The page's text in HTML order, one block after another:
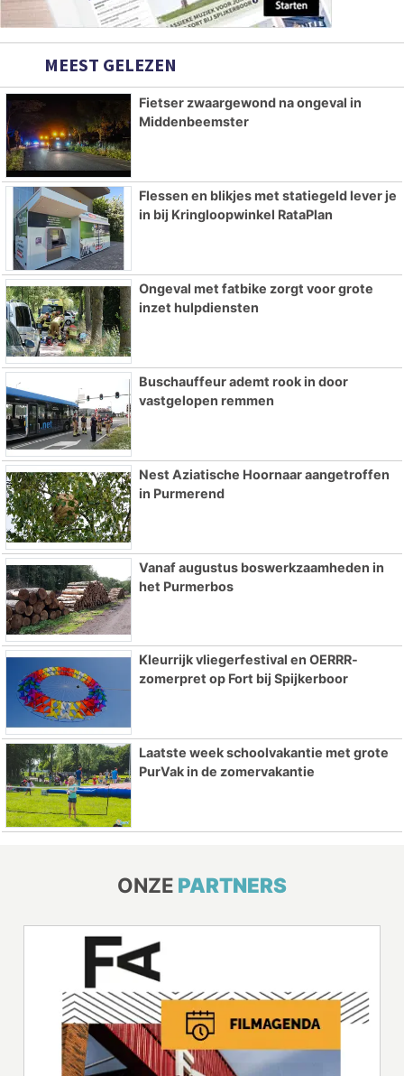
MEEST GELEZEN
Fietser zwaargewond na ongeval in
Middenbeemster
Flessen en blikjes met statiegeld lever je
in bij Kringloopwinkel RataPlan
Ongeval met fatbike zorgt voor grote
inzet hulpdiensten
Buschauffeur ademt rook in door
vastgelopen remmen
Nest Aziatische Hoornaar aangetroffen
in Purmerend
Vanaf augustus boswerkzaamheden in
het Purmerbos
Kleurrijk vliegerfestival en OERRR-
zomerpret op Fort bij Spijkerboor
Laatste week schoolvakantie met grote
PurVak in de zomervakantie
ONZE PARTNERS